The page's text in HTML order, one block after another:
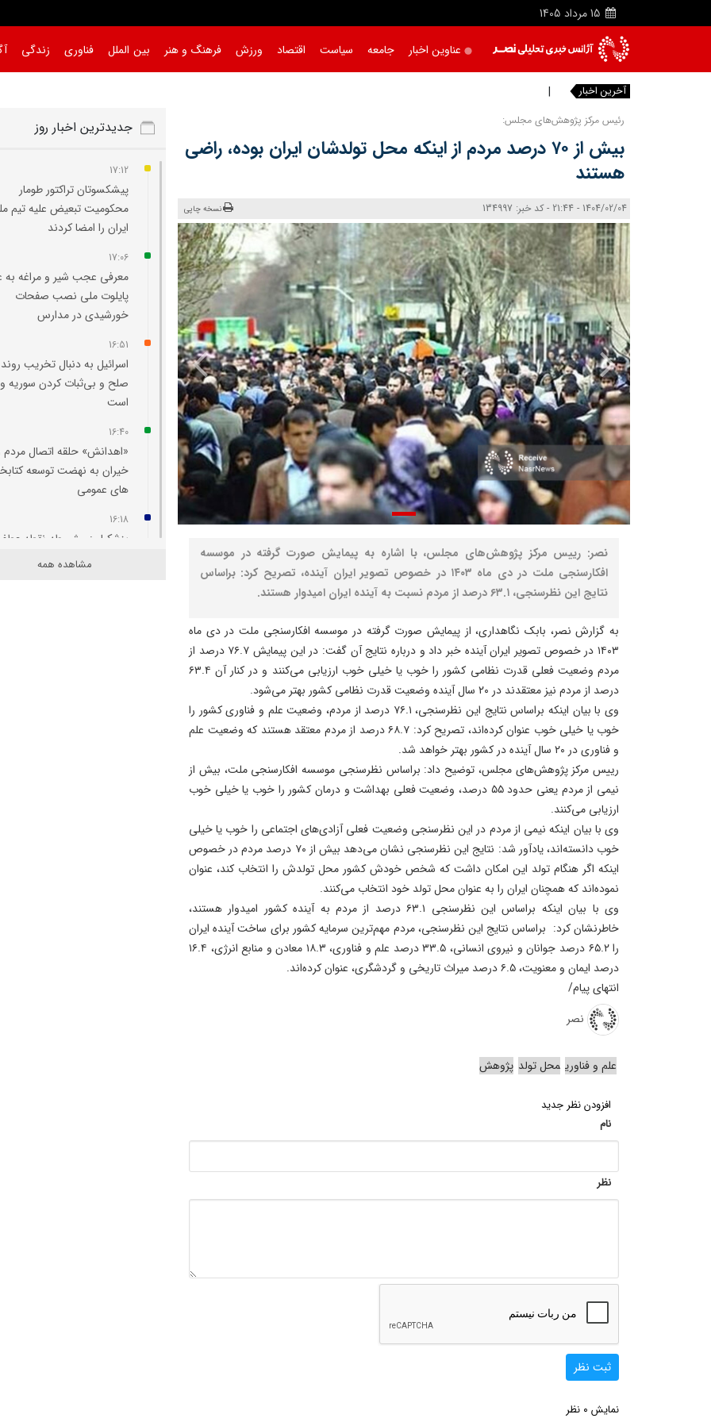
15 مرداد 1405
عناوین اخبار جامعه سیاست اقتصاد ورزش فرهنگ و هنر بین الملل فناوری زندگی
آخرین اخبار تصاویر
رئیس مرکز پژوهش‌های مجلس:
بیش از ۷۰ درصد مردم از اینکه محل تولدشان ایران بوده، راضی
هستند
1404/02/04 - 21:44 - کد خبر: 134997 نسخه چاپی
نصر: رییس مرکز پژوهش‌های مجلس، با اشاره به پیمایش صورت گرفته در موسسه
افکارسنجی ملت در دی ماه ۱۴۰۳ در خصوص تصویر ایران آینده، تصریح کرد: براساس
نتایج این نظرسنجی، ۶۳.۱ درصد از مردم نسبت به آینده ایران امیدوار هستند.
به گزارش نصر، بابک نگاهداری، از پیمایش صورت گرفته در موسسه افکارسنجی ملت در دی ماه
۱۴۰۳ در خصوص تصویر ایران آینده خبر داد و درباره نتایج آن گفت: در این پیمایش ۷۶.۷ درصد از
مردم وضعیت فعلی قدرت نظامی کشور را خوب یا خیلی خوب ارزیابی می‌کنند و در کنار آن ۶۳.۴
درصد از مردم نیز معتقدند در ۲۰ سال آینده وضعیت قدرت نظامی کشور بهتر می‌شود.
وی با بیان اینکه براساس نتایج این نظرسنجی، ۷۶.۱ درصد از مردم، وضعیت علم و فناوری کشور را
خوب یا خیلی خوب عنوان کرده‌اند، تصریح کرد: ۶۸.۷ درصد از مردم معتقد هستند که وضعیت علم
و فناوری در ۲۰ سال آینده در کشور بهتر خواهد شد.
رییس مرکز پژوهش‌های مجلس، توضیح داد: براساس نظرسنجی موسسه افکارسنجی ملت، بیش از
نیمی از مردم یعنی حدود ۵۵ درصد، وضعیت فعلی بهداشت و درمان کشور را خوب یا خیلی خوب
ارزیابی می‌کنند.
وی با بیان اینکه نیمی از مردم در این نظرسنجی وضعیت فعلی آزادی‌های اجتماعی را خوب یا خیلی
خوب دانسته‌اند، یادآور شد: نتایج این نظرسنجی نشان می‌دهد بیش از ۷۰ درصد مردم در خصوص
اینکه اگر هنگام تولد این امکان داشت که شخص خودش کشور محل تولدش را انتخاب کند، عنوان
نموده‌اند که همچنان ایران را به عنوان محل تولد خود انتخاب می‌کنند.
وی با بیان اینکه براساس این نظرسنجی ۶۳.۱ درصد از مردم به آینده کشور امیدوار هستند،
خاطرنشان کرد: براساس نتایج این نظرسنجی، مردم مهم‌ترین سرمایه‌ کشور برای ساخت آینده ایران
را ۶۵.۲ درصد جوانان و نیروی انسانی، ۳۳.۵ درصد علم و فناوری، ۱۸.۳ معادن و منابع انرژی، ۱۶.۴
درصد ایمان و معنویت، ۶.۵ درصد میراث تاریخی و گردشگری، عنوان کرده‌اند.
انتهای پیام/
نصر
علم و فناوری محل تولد پژوهش
افزودن نظر جدید
نام
نظر
ثبت نظر
نمایش 0 نظر
جدیدترین اخبار روز
17:12
پیشکسوتان تراکتور طومار
محکومیت تبعیض علیه تیم
ایران را امضا کردند
17:06
معرفی عجب‌ شیر و مراغه به
پایلوت ملی نصب صفحات
خورشیدی در مدارس
16:51
اسرائیل به دنبال تخریب روند
صلح و بی‌ثبات کردن سوریه
است
16:40
«اهدانش» حلقه اتصال مردم
خیران به نهضت توسعه
های عمومی
16:18
پزشکیان: مشروطه نقطه
بیداری و آزادی‌ خواهی ملت
مشاهده همه